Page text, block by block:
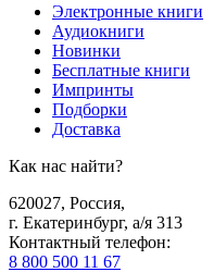
Электронные книги
Аудиокниги
Новинки
Бесплатные книги
Импринты
Подборки
Доставка
Как нас найти?
620027, Россия,
г. Екатеринбург, а/я 313
Контактный телефон:
8 800 500 11 67